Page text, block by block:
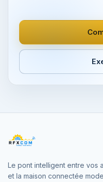
Le pont intelligent entre vos
et la maison connectée